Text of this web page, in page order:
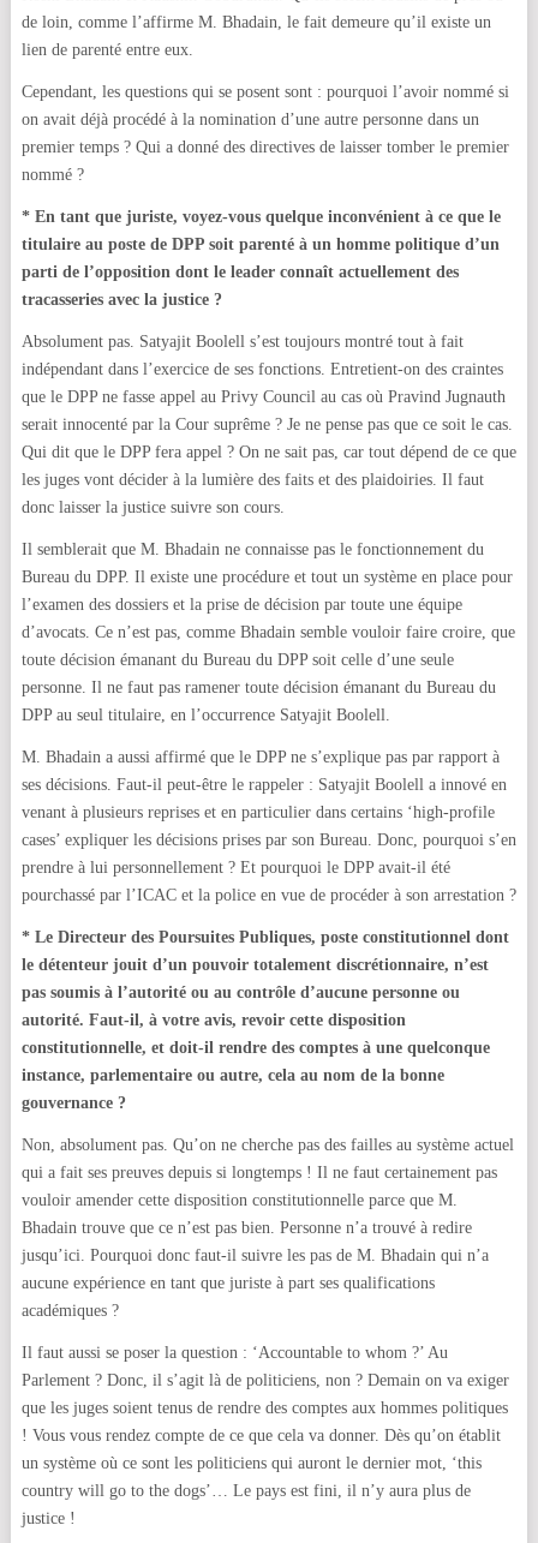
de loin, comme l’affirme M. Bhadain, le fait demeure qu’il existe un
lien de parenté entre eux.
Cependant, les questions qui se posent sont : pourquoi l’avoir nommé si
on avait déjà procédé à la nomination d’une autre personne dans un
premier temps ? Qui a donné des directives de laisser tomber le premier
nommé ?
* En tant que juriste, voyez-vous quelque inconvénient à ce que le
titulaire au poste de DPP soit parenté à un homme politique d’un
parti de l’opposition dont le leader connaît actuellement des
tracasseries avec la justice ?
Absolument pas. Satyajit Boolell s’est toujours montré tout à fait
indépendant dans l’exercice de ses fonctions. Entretient-on des craintes
que le DPP ne fasse appel au Privy Council au cas où Pravind Jugnauth
serait innocenté par la Cour suprême ? Je ne pense pas que ce soit le cas.
Qui dit que le DPP fera appel ? On ne sait pas, car tout dépend de ce que
les juges vont décider à la lumière des faits et des plaidoiries. Il faut
donc laisser la justice suivre son cours.
Il semblerait que M. Bhadain ne connaisse pas le fonctionnement du
Bureau du DPP. Il existe une procédure et tout un système en place pour
l’examen des dossiers et la prise de décision par toute une équipe
d’avocats. Ce n’est pas, comme Bhadain semble vouloir faire croire, que
toute décision émanant du Bureau du DPP soit celle d’une seule
personne. Il ne faut pas ramener toute décision émanant du Bureau du
DPP au seul titulaire, en l’occurrence Satyajit Boolell.
M. Bhadain a aussi affirmé que le DPP ne s’explique pas par rapport à
ses décisions. Faut-il peut-être le rappeler : Satyajit Boolell a innové en
venant à plusieurs reprises et en particulier dans certains ‘high-profile
cases’ expliquer les décisions prises par son Bureau. Donc, pourquoi s’en
prendre à lui personnellement ? Et pourquoi le DPP avait-il été
pourchassé par l’ICAC et la police en vue de procéder à son arrestation ?
* Le Directeur des Poursuites Publiques, poste constitutionnel dont
le détenteur jouit d’un pouvoir totalement discrétionnaire, n’est
pas soumis à l’autorité ou au contrôle d’aucune personne ou
autorité. Faut-il, à votre avis, revoir cette disposition
constitutionnelle, et doit-il rendre des comptes à une quelconque
instance, parlementaire ou autre, cela au nom de la bonne
gouvernance ?
Non, absolument pas. Qu’on ne cherche pas des failles au système actuel
qui a fait ses preuves depuis si longtemps ! Il ne faut certainement pas
vouloir amender cette disposition constitutionnelle parce que M.
Bhadain trouve que ce n’est pas bien. Personne n’a trouvé à redire
jusqu’ici. Pourquoi donc faut-il suivre les pas de M. Bhadain qui n’a
aucune expérience en tant que juriste à part ses qualifications
académiques ?
Il faut aussi se poser la question : ‘Accountable to whom ?’ Au
Parlement ? Donc, il s’agit là de politiciens, non ? Demain on va exiger
que les juges soient tenus de rendre des comptes aux hommes politiques
! Vous vous rendez compte de ce que cela va donner. Dès qu’on établit
un système où ce sont les politiciens qui auront le dernier mot, ‘this
country will go to the dogs’… Le pays est fini, il n’y aura plus de
justice !